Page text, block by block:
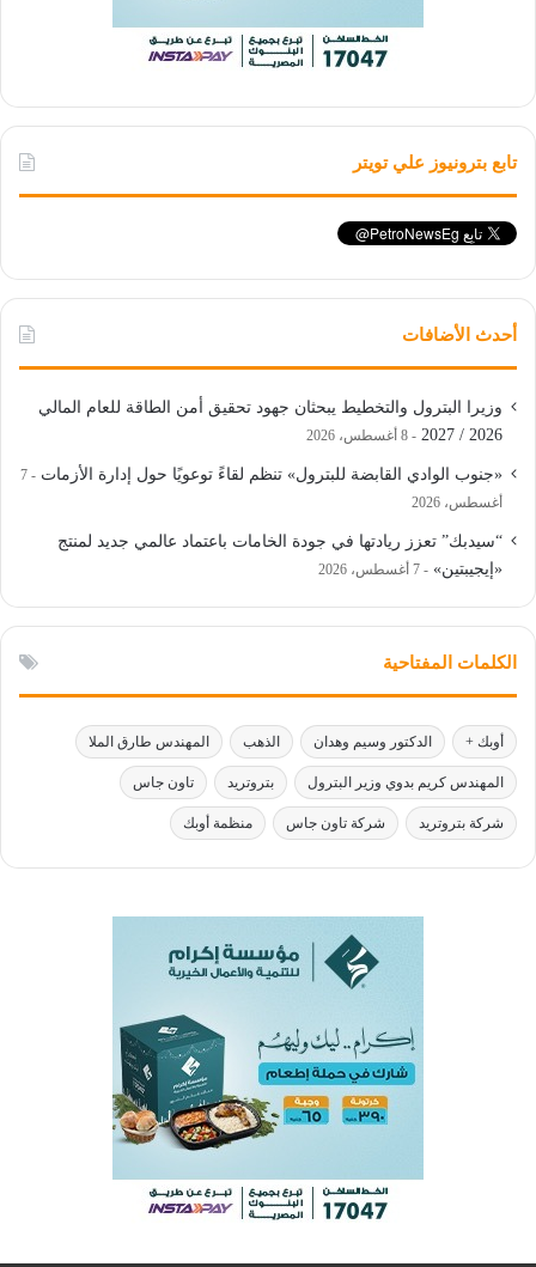
تابع بترونيوز علي تويتر
أحدث الأضافات
وزيرا البترول والتخطيط يبحثان جهود تحقيق أمن الطاقة للعام المالي
2026 / 2027
8 أغسطس، 2026
«جنوب الوادي القابضة للبترول» تنظم لقاءً توعويًا حول إدارة الأزمات
7
أغسطس، 2026
“سيدبك” تعزز ريادتها في جودة الخامات باعتماد عالمي جديد لمنتج
«إيجيبتين»
7 أغسطس، 2026
الكلمات المفتاحية
أوبك + الدكتور وسيم وهدان الذهب المهندس طارق الملا
المهندس كريم بدوي وزير البترول بتروتريد تاون جاس
شركة بتروتريد شركة تاون جاس منظمة أوبك